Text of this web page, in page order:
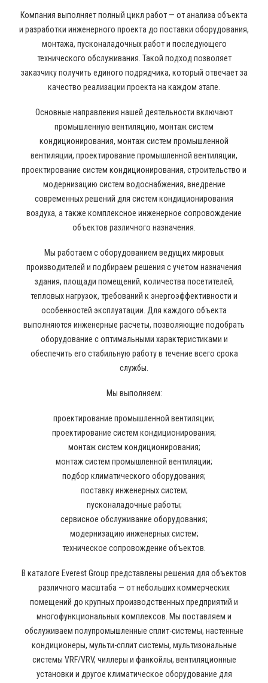
Компания выполняет полный цикл работ — от анализа объекта
и разработки инженерного проекта до поставки оборудования,
монтажа, пусконаладочных работ и последующего
технического обслуживания. Такой подход позволяет
заказчику получить единого подрядчика, который отвечает за
качество реализации проекта на каждом этапе.
Основные направления нашей деятельности включают
промышленную вентиляцию, монтаж систем
кондиционирования, монтаж систем промышленной
вентиляции, проектирование промышленной вентиляции,
проектирование систем кондиционирования, строительство и
модернизацию систем водоснабжения, внедрение
современных решений для систем кондиционирования
воздуха, а также комплексное инженерное сопровождение
объектов различного назначения.
Мы работаем с оборудованием ведущих мировых
производителей и подбираем решения с учетом назначения
здания, площади помещений, количества посетителей,
тепловых нагрузок, требований к энергоэффективности и
особенностей эксплуатации. Для каждого объекта
выполняются инженерные расчеты, позволяющие подобрать
оборудование с оптимальными характеристиками и
обеспечить его стабильную работу в течение всего срока
службы.
Мы выполняем:
проектирование промышленной вентиляции;
проектирование систем кондиционирования;
монтаж систем кондиционирования;
монтаж систем промышленной вентиляции;
подбор климатического оборудования;
поставку инженерных систем;
пусконаладочные работы;
сервисное обслуживание оборудования;
модернизацию инженерных систем;
техническое сопровождение объектов.
В каталоге Everest Group представлены решения для объектов
различного масштаба — от небольших коммерческих
помещений до крупных производственных предприятий и
многофункциональных комплексов. Мы поставляем и
обслуживаем полупромышленные сплит-системы, настенные
кондиционеры, мульти-сплит системы, мультизональные
системы VRF/VRV, чиллеры и фанкойлы, вентиляционные
установки и другое климатическое оборудование для